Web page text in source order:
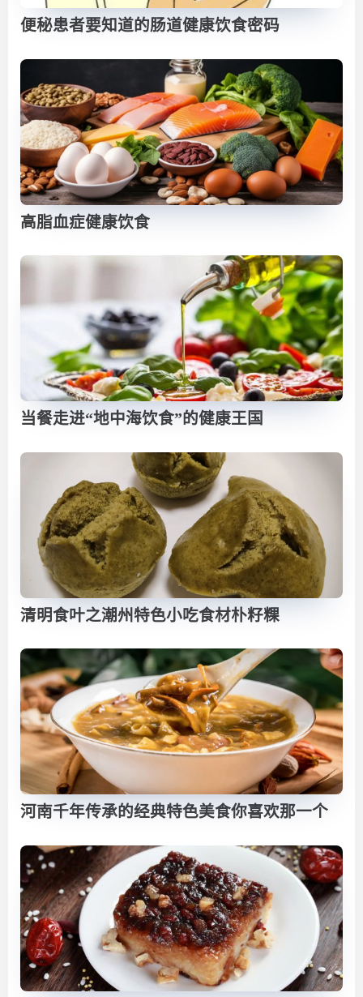
便秘患者要知道的肠道健康饮食密码
高脂血症健康饮食
当餐走进“地中海饮食”的健康王国
清明食叶之潮州特色小吃食材朴籽粿
河南千年传承的经典特色美食你喜欢那一个